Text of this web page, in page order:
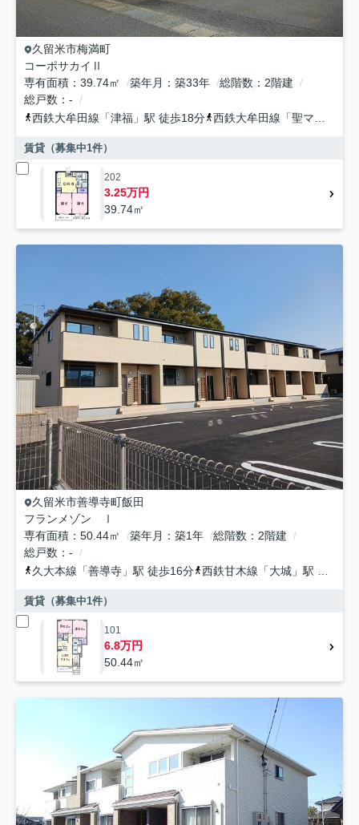
久留米市梅満町
コーポサカイⅡ
専有面積
39.74㎡ 築年月 築33年 総階数
2階建
総戸数
-
西鉄大牟田線 「津福 」駅 徒歩18分 西鉄大牟田線 「聖マリア病院前
賃貸（募集中1件）
202
3.25万円
39.74㎡
久留米市善導寺町飯田
フランメゾン Ⅰ
専有面積
50.44㎡ 築年月 築1年 総階数
2階建
総戸数
-
久大本線 「善導寺 」駅 徒歩16分 西鉄甘木線 「大城 」駅 徒歩33分
賃貸（募集中1件）
101
6.8万円
50.44㎡